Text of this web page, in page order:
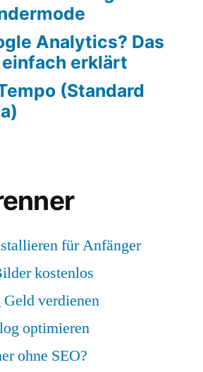
Analytics? Das
erklärt
(Standard
für Anfänger
kostenlos
verdienen
optimieren
ohne SEO?